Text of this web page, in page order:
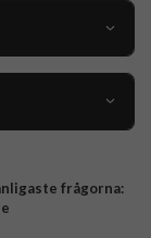
frågorna: